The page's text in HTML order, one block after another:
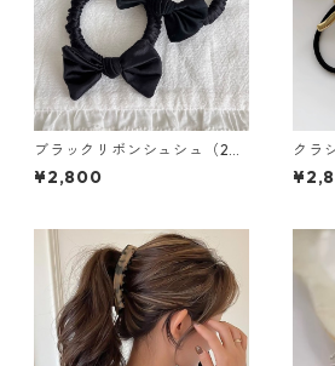
ブラックリボンシュシュ（2個
セット）：660
¥2,800
クラ
ゴム